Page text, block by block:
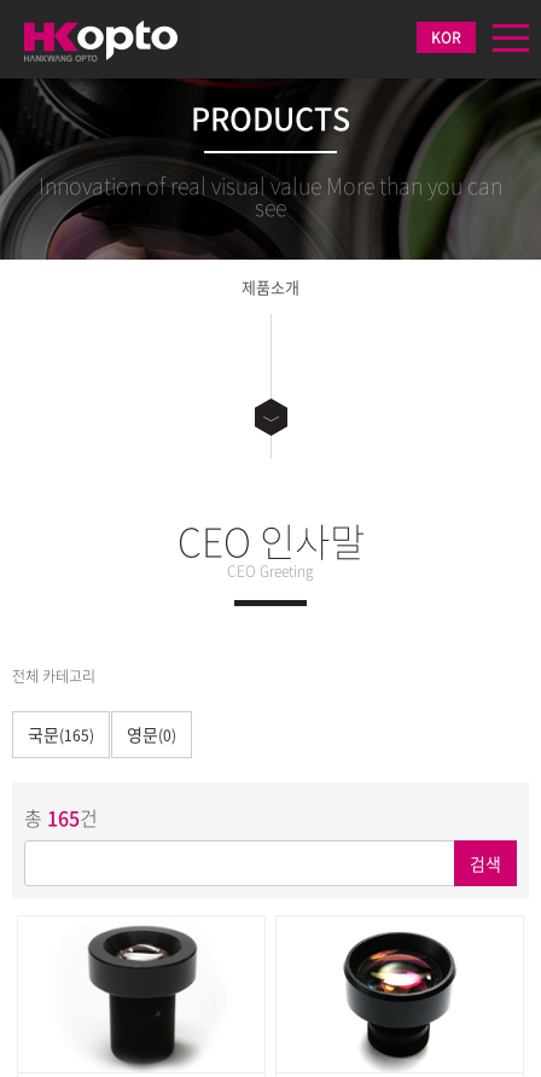
KOR
PRODUCTS
Innovation of real visual value More than you can
see
제품소개
CEO 인사말
CEO Greeting
전체 카테고리
국문(165) 영문(0)
총 165건
검색